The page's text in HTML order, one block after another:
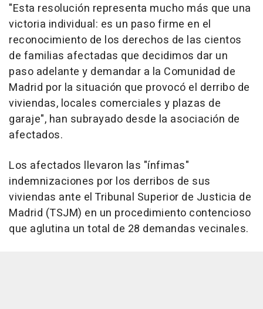
"Esta resolución representa mucho más que una
victoria individual: es un paso firme en el
reconocimiento de los derechos de las cientos
de familias afectadas que decidimos dar un
paso adelante y demandar a la Comunidad de
Madrid por la situación que provocó el derribo de
viviendas, locales comerciales y plazas de
garaje", han subrayado desde la asociación de
afectados.
Los afectados llevaron las "ínfimas"
indemnizaciones por los derribos de sus
viviendas ante el Tribunal Superior de Justicia de
Madrid (TSJM) en un procedimiento contencioso
que aglutina un total de 28 demandas vecinales.